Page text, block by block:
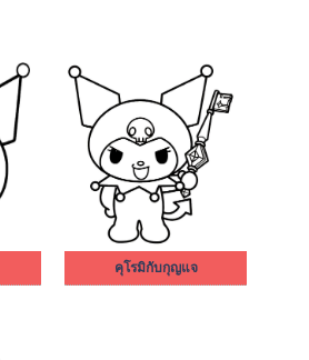
คุโรมิกับกุญแจ